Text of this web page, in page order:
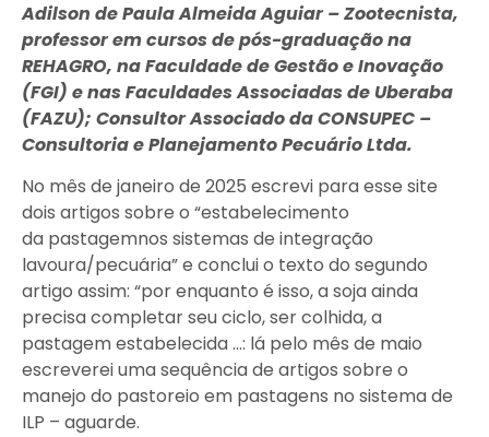
Adilson de Paula Almeida Aguiar – Zootecnista,
professor em cursos de pós-graduação na
REHAGRO, na Faculdade de Gestão e Inovação
(FGI) e nas Faculdades Associadas de Uberaba
(FAZU); Consultor Associado da CONSUPEC –
Consultoria e Planejamento Pecuário Ltda.
No mês de janeiro de 2025 escrevi para esse site
dois artigos sobre o “estabelecimento
da pastagemnos sistemas de integração
lavoura/pecuária” e conclui o texto do segundo
artigo assim: “por enquanto é isso, a soja ainda
precisa completar seu ciclo, ser colhida, a
pastagem estabelecida …: lá pelo mês de maio
escreverei uma sequência de artigos sobre o
manejo do pastoreio em pastagens no sistema de
ILP – aguarde.